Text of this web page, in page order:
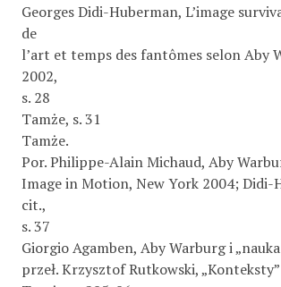
Georges Didi-Huberman, L’image
de
l’art et temps des fantômes selon Aby
2002,
s. 28
Tamże, s. 31
Tamże.
Por. Philippe-Alain Michaud, Aby
Image in Motion, New York 2004; Didi-
cit.,
s. 37
Giorgio Agamben, Aby Warburg i
przeł. Krzysztof Rutkowski,